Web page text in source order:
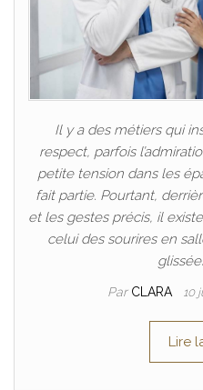
Il y a des métiers qui
respect, parfois
petite tension dans les
fait partie. Pourtant,
et les gestes précis, il
celui des sourires en
Par CLARA 10
Lire